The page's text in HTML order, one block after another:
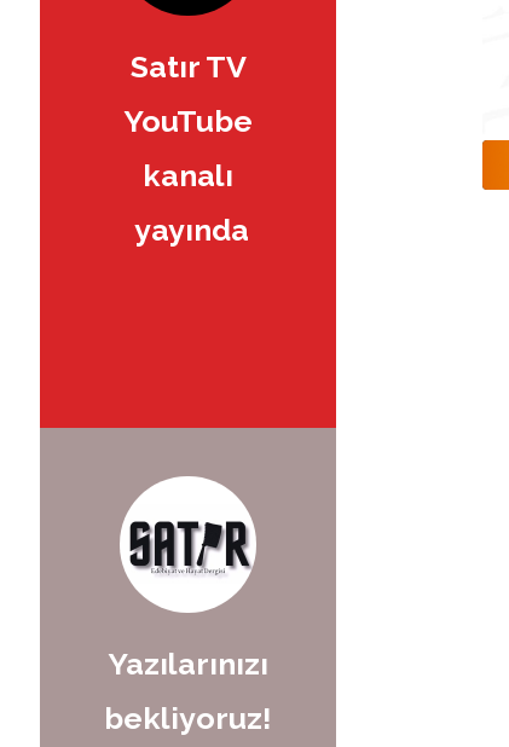
Satır TV
YouTube
kanalı
yayında
Yazılarınızı
bekliyoruz!